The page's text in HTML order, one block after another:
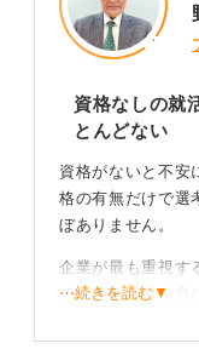
資格なしの就
とんどない
資格がないと不安
格の有無だけで選
ぼありません。
企業が最も重視す
て、どんな力を身
⋯続きを読む▼